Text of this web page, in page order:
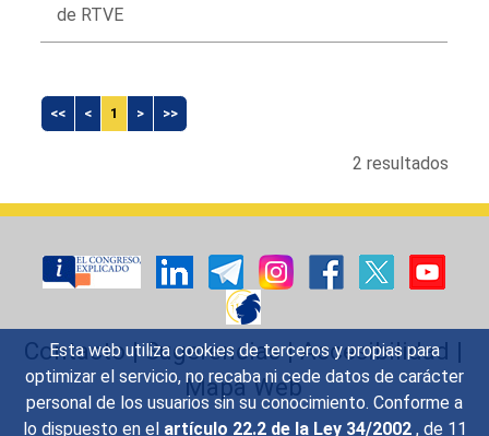
Esta web utiliza cookies de terceros y propias para
optimizar el servicio, no recaba ni cede datos de carácter
personal de los usuarios sin su conocimiento. Conforme a
lo dispuesto en el artículo 22.2 de la Ley 34/2002 , de 11
de RTVE
<< < 1 > >>
2 resultados
Contacto|Sugerencias|Accesibilidad |
Mapa Web